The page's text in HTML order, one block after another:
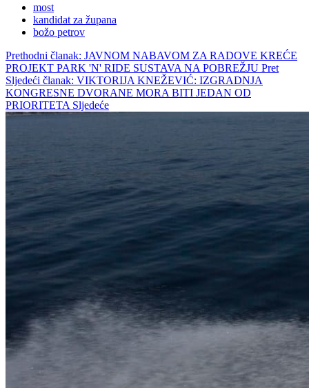
most
kandidat za župana
božo petrov
Prethodni članak: JAVNOM NABAVOM ZA RADOVE KREĆE
PROJEKT PARK 'N' RIDE SUSTAVA NA POBREŽJU Pret
Sljedeći članak: VIKTORIJA KNEŽEVIĆ: IZGRADNJA
KONGRESNE DVORANE MORA BITI JEDAN OD
PRIORITETA Sljedeće